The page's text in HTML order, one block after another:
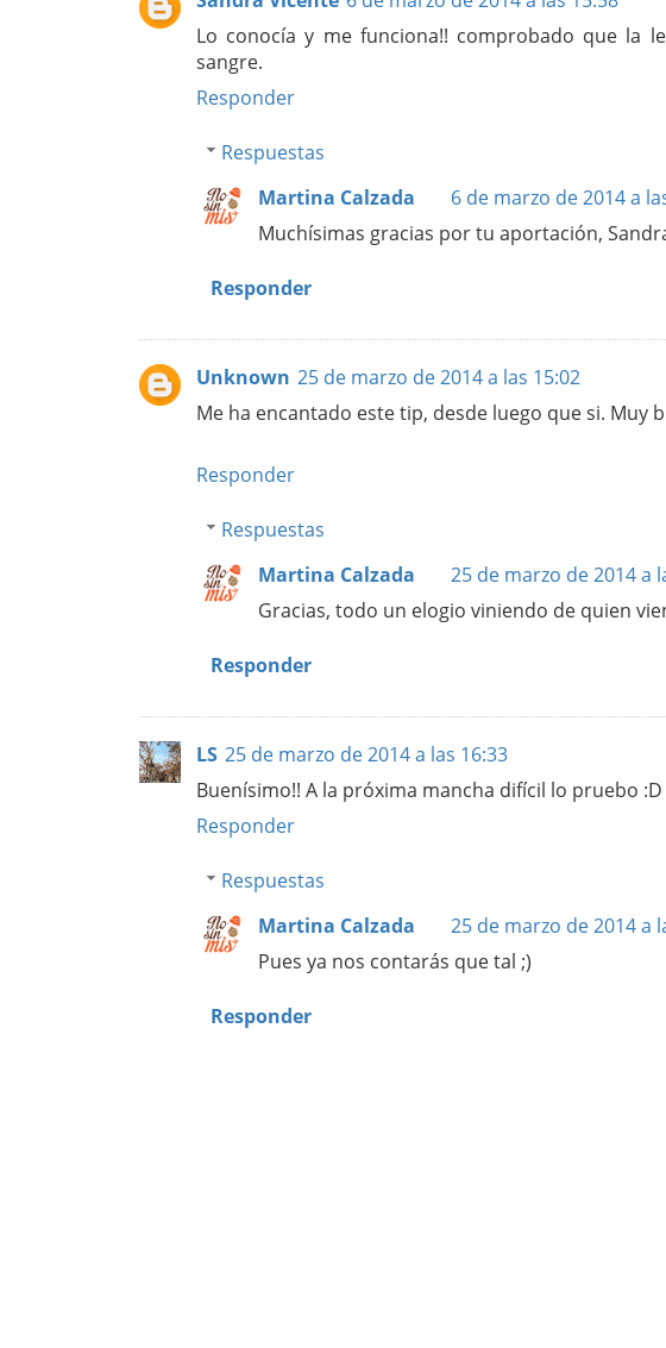
Lo conocía y me funciona!! comprobado que la
sangre.
Responder
Respuestas
Martina Calzada
6 de marzo de 2014 a
Muchísimas gracias por tu aportación,
Responder
Unknown 25 de marzo de 2014 a las 15:02
Me ha encantado este tip, desde luego que si. Muy
Responder
Respuestas
Martina Calzada
25 de marzo de 2014 a
Gracias, todo un elogio viniendo de quien
Responder
LS 25 de marzo de 2014 a las 16:33
Buenísimo!! A la próxima mancha difícil lo pruebo :D
Responder
Respuestas
Martina Calzada
25 de marzo de 2014 a
Pues ya nos contarás que tal ;)
Responder